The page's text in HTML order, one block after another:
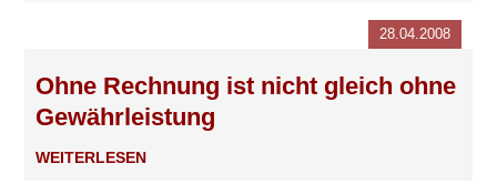
Ohne Rechnung ist nicht gleich ohne
Gewährleistung
28.04.2008
WEITERLESEN